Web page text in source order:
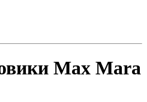
Max Mara